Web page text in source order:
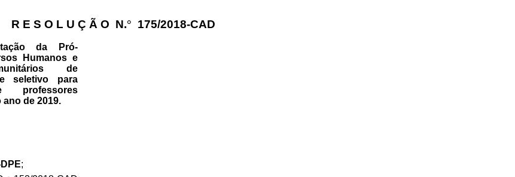
R E S O L U Ç Ã O N.° 175/2018-CAD
da Pró-
Humanos e
de
seletivo para
professores
de 2019.
;